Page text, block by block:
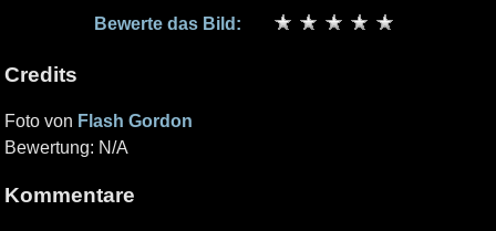
Bewerte das Bild:
Credits
Foto von Flash Gordon
Bewertung: N/A
Kommentare